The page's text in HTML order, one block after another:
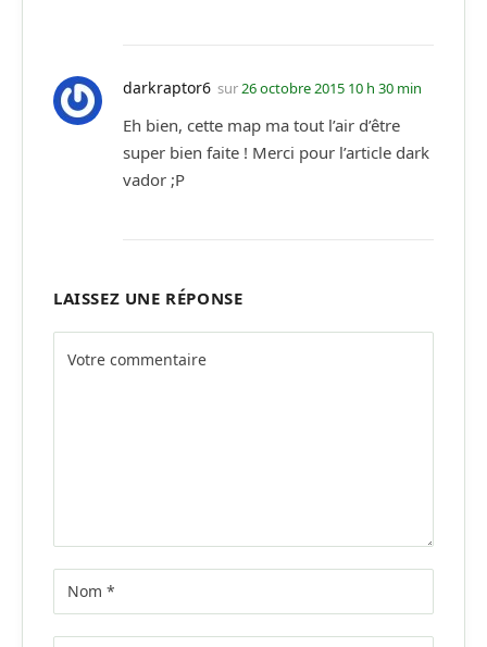
darkraptor6 sur26 octobre 2015 10 h 30 min
Eh bien, cette map ma tout l’air d’être
super bien faite ! Merci pour l’article dark
vador ;P
LAISSEZ UNE RÉPONSE